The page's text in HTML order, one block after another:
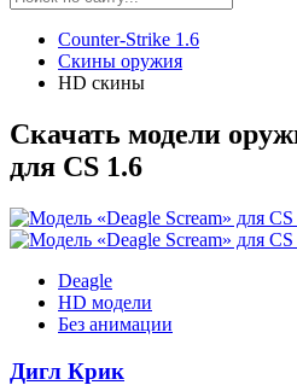
Counter-Strike 1.6
Скины оружия
HD скины
Скачать модели
для CS 1.6
Deagle
HD модели
Без анимации
Дигл Крик